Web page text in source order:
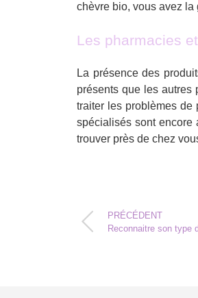
chèvre bio, vous avez la
Les pharmacies
La présence des
présents que les autres
traiter les problèmes de
spécialisés sont encore
trouver près de chez
PRÉCÉDENT
Reconnaitre son type